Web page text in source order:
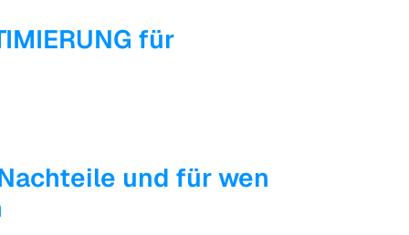
für
Nachteile und für wen